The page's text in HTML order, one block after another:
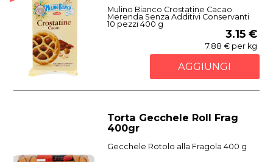
Mulino Bianco Crostatine Cacao
Merenda Senza Additivi Conservanti
10 pezzi 400 g
3.15 €
7.88 € per kg
AGGIUNGI
Torta Gecchele Roll Frag
400gr
Gecchele Rotolo alla Fragola 400 g